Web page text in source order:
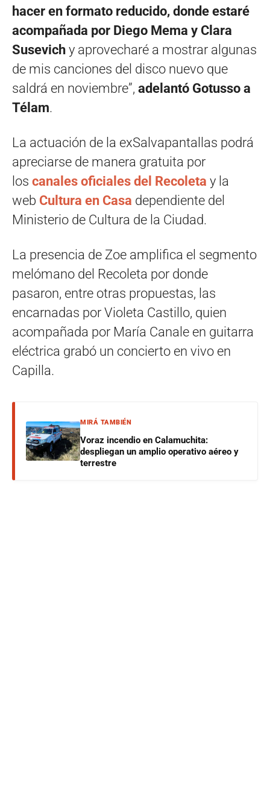
hacer en formato reducido, donde estaré
acompañada por Diego Mema y Clara
Susevich y aprovecharé a mostrar algunas
de mis canciones del disco nuevo que
saldrá en noviembre”, adelantó Gotusso a
Télam.
La actuación de la exSalvapantallas podrá
apreciarse de manera gratuita por
los canales oficiales del Recoleta y la
web Cultura en Casa dependiente del
Ministerio de Cultura de la Ciudad.
La presencia de Zoe amplifica el segmento
melómano del Recoleta por donde
pasaron, entre otras propuestas, las
encarnadas por Violeta Castillo, quien
acompañada por María Canale en guitarra
eléctrica grabó un concierto en vivo en
Capilla.
MIRÁ TAMBIÉN
Voraz incendio en Calamuchita:
despliegan un amplio operativo aéreo y
terrestre